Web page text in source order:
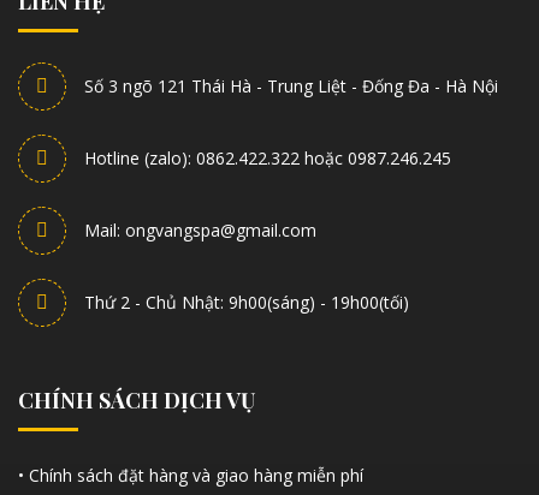
Số 3 ngõ 121 Thái Hà - Trung Liệt - Đống Đa - Hà Nội
Hotline (zalo): 0862.422.322 hoặc 0987.246.245
Mail: ongvangspa@gmail.com
Thứ 2 - Chủ Nhật: 9h00(sáng) - 19h00(tối)
CHÍNH SÁCH DỊCH VỤ
• Chính sách đặt hàng và giao hàng miễn phí